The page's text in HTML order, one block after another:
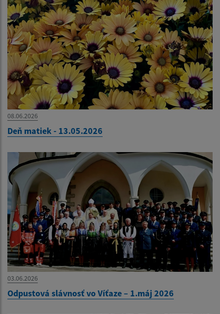
08.06.2026
Deň matiek - 13.05.2026
03.06.2026
Odpustová slávnosť vo Víťaze – 1.máj 2026